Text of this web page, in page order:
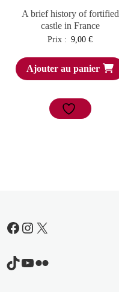
A brief history of fortified
castle in France
Prix : 9,00€
Ajouter au panier
Facebook
Instagram
X
TikTok
YouTube
Flickr